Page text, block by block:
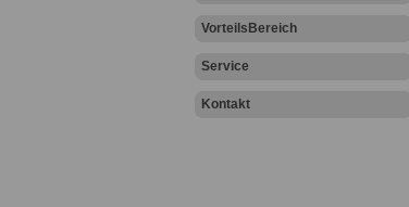
VorteilsBereich
Service
Kontakt